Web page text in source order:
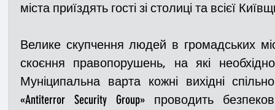
Війна Розмінування Добровільна
міста приїздять гості зі столиці та всієї
Велике скупчення людей в громадських
скоєння правопорушень, на які
Муніципальна варта кожні вихідні
«Antiterror Security Group» проводить